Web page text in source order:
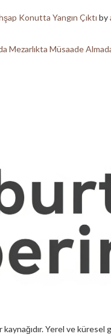
Konutta Yangın Çıktı by
Mezarlıkta Müsaade
Yerel ve